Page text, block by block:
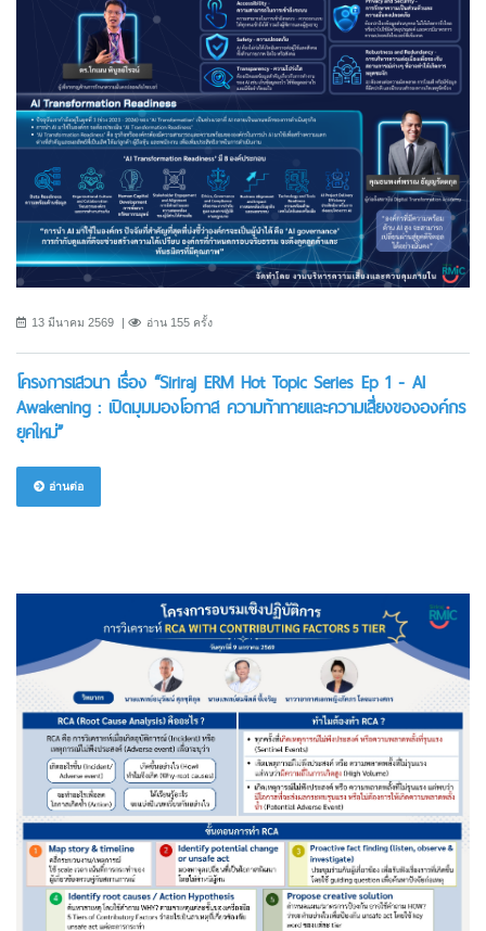
13 มีนาคม 2569 อ่าน 155 ครั้ง
โครงการเสวนา เรื่อง “Siriraj ERM Hot Topic Series Ep 1 - AI
Awakening : เปิดมุมมองโอกาส ความท้าทายและความเสี่ยงขององค์กร
ยุคใหม่”
อ่านต่อ